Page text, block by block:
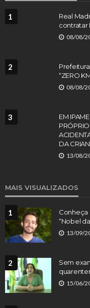
1
Real
contratar
08/08/
2
“ZERO
08/08/
3
EM
DA
13/08/
MAIS VISUALIZADOS
1
Conheça
“Nobel
13/09/
2
Sem
15/06/